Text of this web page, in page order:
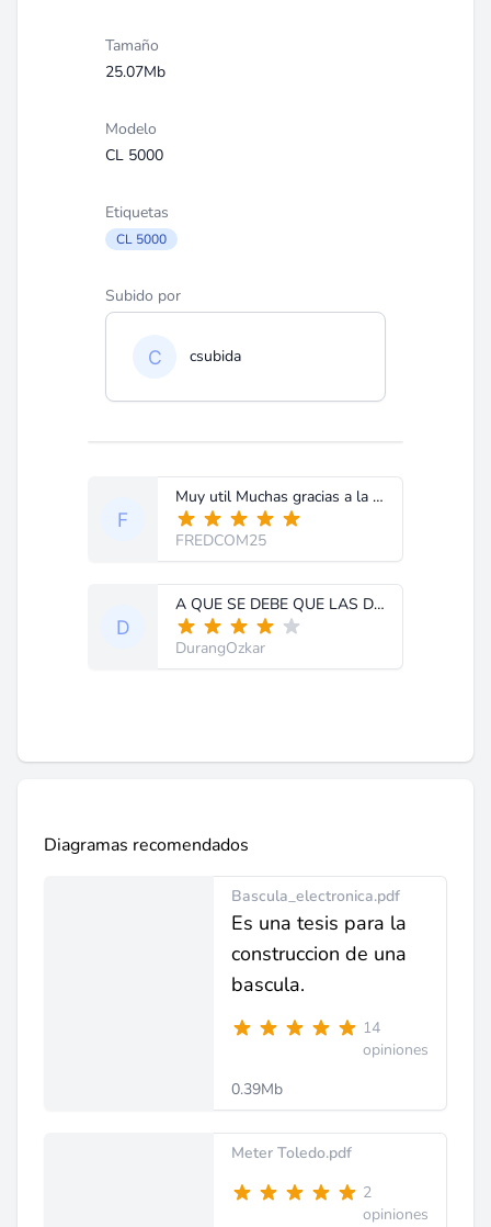
Tamaño
25.07Mb
Modelo
CL 5000
Etiquetas
CL 5000
Subido por
csubida
Muy util Muchas gracias a la comunidad
FREDCOM25
A QUE SE DEBE QUE LAS DESCARGAS SON CON VELOCIDAD VARIABLE INICIAN REGULAR Y SE ALENTAN O INTERRUMPEN Y FALLAN.
DurangOzkar
Diagramas recomendados
Bascula_electronica.pdf
Es una tesis para la
construccion de una
bascula.
14
opiniones
0.39Mb
Meter Toledo.pdf
2
opiniones